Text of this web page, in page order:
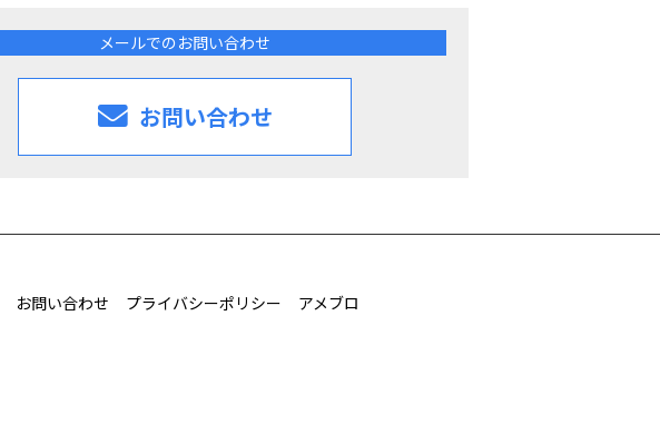
メールでのお問い合わせ
お問い合わせ
お問い合わせ プライバシーポリシー アメブロ